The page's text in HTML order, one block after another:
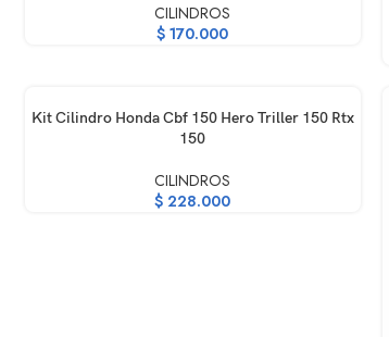
CILINDROS
$ 170.000
AÑADIR AL CARRITO
Kit Cilindro Honda Cbf 150 Hero Triller 150 Rtx
150
CILINDROS
$ 228.000